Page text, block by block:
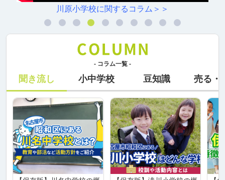
川原小学校に関するコラム＞＞
- コラム一覧 -
聞き流し 小中学校 豆知識 売る・